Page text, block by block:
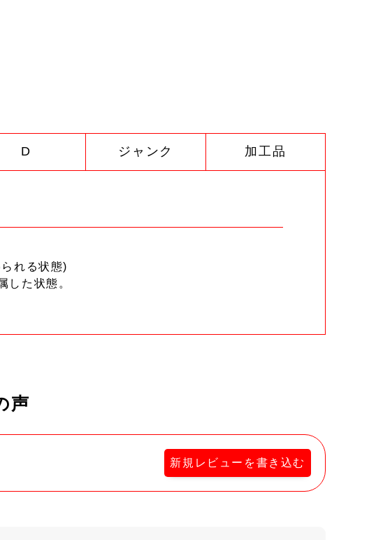
D ジャンク 加工品
れる状態)
した状態。
声
新規レビューを書き込む